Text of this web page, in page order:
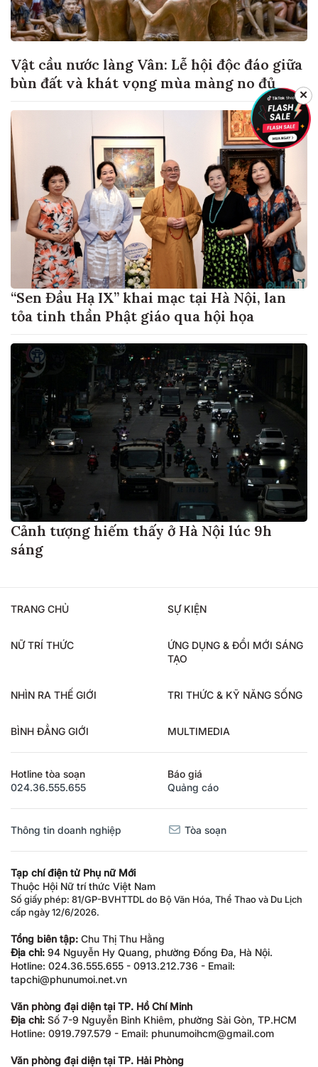
Vật cầu nước làng Vân: Lễ hội độc đáo giữa
bùn đất và khát vọng mùa màng no đủ
“Sen Đầu Hạ IX” khai mạc tại Hà Nội, lan
tỏa tinh thần Phật giáo qua hội họa
Cảnh tượng hiếm thấy ở Hà Nội lúc 9h
sáng
TRANG CHỦ SỰ KIỆN
NỮ TRÍ THỨC
ỨNG DỤNG & ĐỔI MỚI SÁNG
TẠO
NHÌN RA THẾ GIỚI TRI THỨC & KỸ NĂNG SỐNG
BÌNH ĐẲNG GIỚI MULTIMEDIA
Hotline tòa soạn
024.36.555.655
Báo giá
Quảng cáo
Thông tin doanh nghiệp Tòa soạn
Tạp chí điện tử Phụ nữ Mới
Thuộc Hội Nữ trí thức Việt Nam
Số giấy phép: 81/GP-BVHTTDL do Bộ Văn Hóa, Thể Thao và Du Lịch
cấp ngày 12/6/2026.
Tổng biên tập: Chu Thị Thu Hằng
Địa chỉ: 94 Nguyễn Hy Quang, phường Đống Đa, Hà Nội.
Hotline: 024.36.555.655 - 0913.212.736 - Email:
tapchi@phunumoi.net.vn
Văn phòng đại diện tại TP. Hồ Chí Minh
Địa chỉ: Số 7-9 Nguyễn Bỉnh Khiêm, phường Sài Gòn, TP.HCM
Hotline: 0919.797.579 - Email: phunumoihcm@gmail.com
Văn phòng đại diện tại TP. Hải Phòng
✕